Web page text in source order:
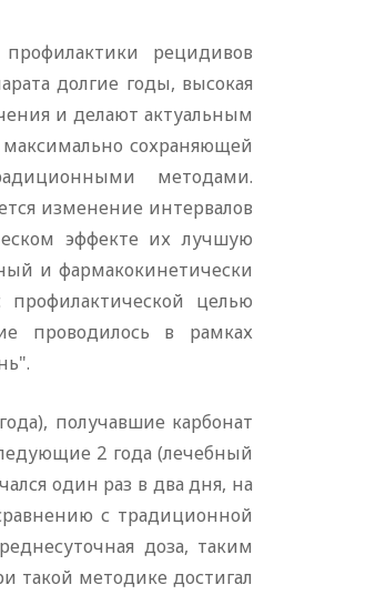
рецидивов
долгие годы, высокая
и делают актуальным
сохраняющей
методами.
изменение интервалов
эффекте их лучшую
и фармакокинетически
целью
проводилось в рамках
получавшие карбонат
2 года (лечебный
один раз в два дня, на
с традиционной
доза, таким
такой методике достигал